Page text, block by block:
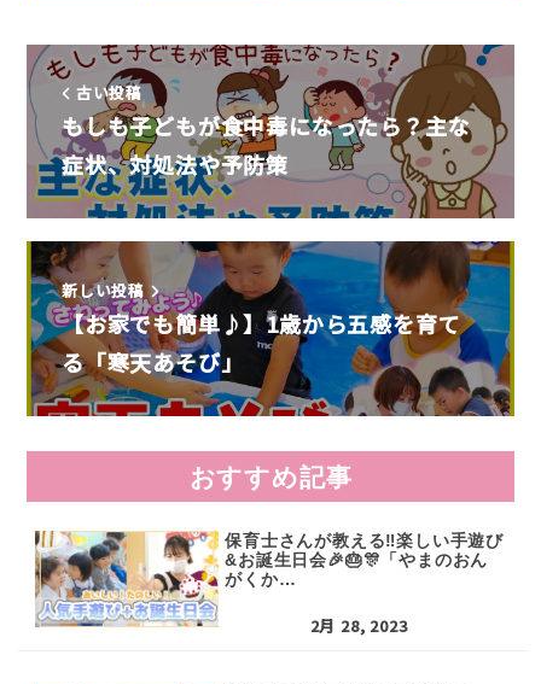
古い投稿
もしも子どもが食中毒になったら？主な
症状、対処法や予防策
新しい投稿
【お家でも簡単♪】1歳から五感を育て
る「寒天あそび」
おすすめ記事
保育士さんが教える‼️楽しい手遊び
&お誕生日会🎉🎂🎊「やまのおん
がくか…
2月 28, 2023